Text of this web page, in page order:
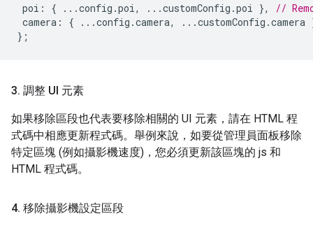
poi : { ...config .poi , ...customConfig .poi },
//
camera : { ...config .camera, ...customConfig .camera
};
3. 調整 UI 元素
如果移除區段也代表要移除相關的 UI 元素，請在 HTML 程
式碼中相應更新程式碼。舉例來說，如要從管理員面板移除
特定區塊 (例如攝影機速度)，您必須更新該區塊的 js 和
HTML 程式碼。
4. 移除攝影機設定區段